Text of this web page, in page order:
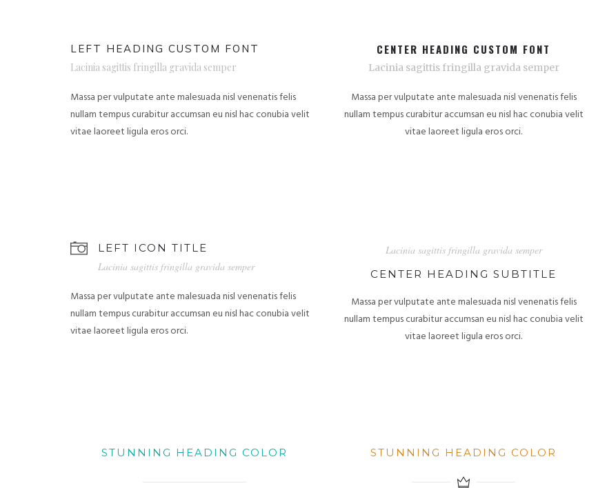
LEFT HEADING CUSTOM FONT
Lacinia sagittis fringilla gravida semper
Massa per vulputate ante malesuada nisl venenatis felis
nullam tempus curabitur accumsan eu nisl hac conubia velit
vitae laoreet ligula eros orci.
CENTER HEADING CUSTOM FONT
Lacinia sagittis fringilla gravida semper
Massa per vulputate ante malesuada nisl venenatis felis
nullam tempus curabitur accumsan eu nisl hac conubia velit
vitae laoreet ligula eros orci.
LEFT ICON TITLE
Lacinia sagittis fringilla gravida semper
Massa per vulputate ante malesuada nisl venenatis felis
nullam tempus curabitur accumsan eu nisl hac conubia velit
vitae laoreet ligula eros orci.
Lacinia sagittis fringilla gravida semper
CENTER HEADING SUBTITLE
Massa per vulputate ante malesuada nisl venenatis felis
nullam tempus curabitur accumsan eu nisl hac conubia velit
vitae laoreet ligula eros orci.
STUNNING HEADING COLOR STUNNING HEADING COLOR